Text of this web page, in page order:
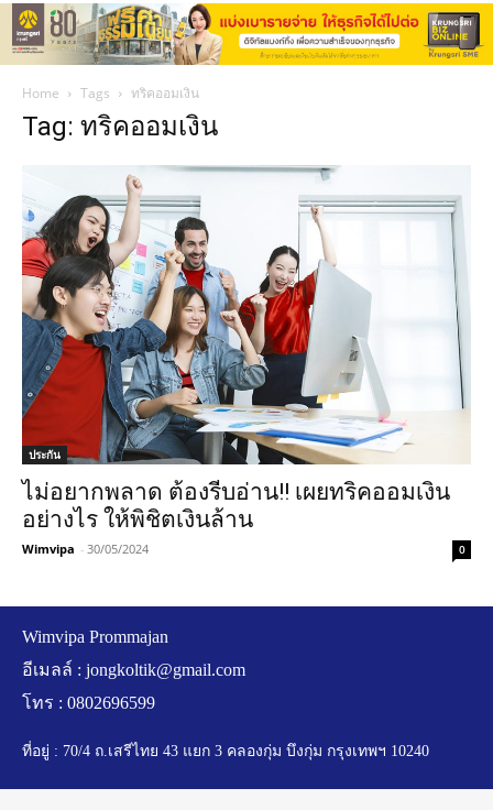
Home Tags ทริคออมเงิน
Tag: ทริคออมเงิน
ประกัน
ไม่อยากพลาด ต้องรีบอ่าน!! เผยทริคออมเงิน
อย่างไร ให้พิชิตเงินล้าน
Wimvipa - 30/05/2024 0
Wimvipa Prommajan
อีเมลล์ : jongkoltik@gmail.com
โทร : 0802696599
ที่อยู่ : 70/4 ถ.เสรีไทย 43 แยก 3 คลองกุ่ม บึงกุ่ม กรุงเทพฯ 10240